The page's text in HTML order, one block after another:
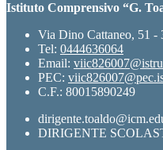
Istituto Comprensivo “G.
Via Dino Cattaneo, 51
Tel: 0444636064
Email:
PEC:
C.F.: 80015890249
DIRIGENTE